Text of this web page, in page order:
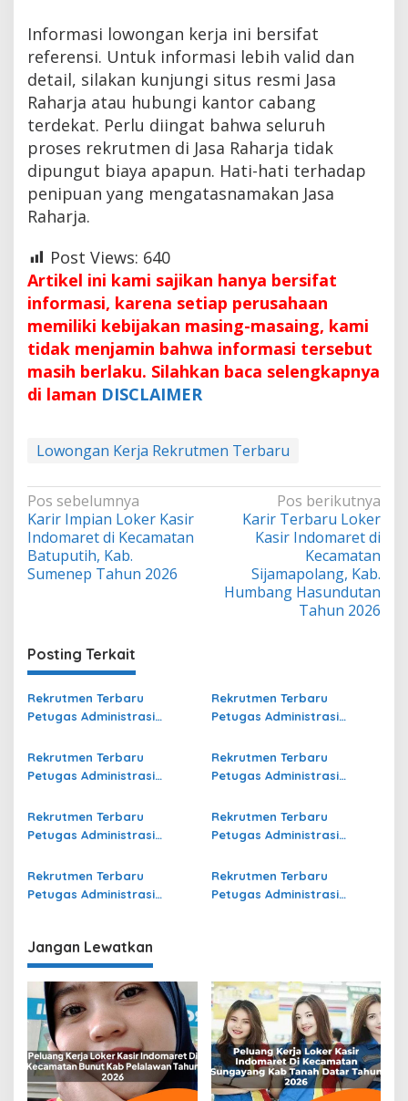
Informasi lowongan kerja ini bersifat
referensi. Untuk informasi lebih valid dan
detail, silakan kunjungi situs resmi Jasa
Raharja atau hubungi kantor cabang
terdekat. Perlu diingat bahwa seluruh
proses rekrutmen di Jasa Raharja tidak
dipungut biaya apapun. Hati-hati terhadap
penipuan yang mengatasnamakan Jasa
Raharja.
Post Views: 640
Artikel ini kami sajikan hanya bersifat
informasi, karena setiap perusahaan
memiliki kebijakan masing-masaing, kami
tidak menjamin bahwa informasi tersebut
masih berlaku. Silahkan baca selengkapnya
di laman DISCLAIMER
Lowongan Kerja Rekrutmen Terbaru
Navigasi
pos
Pos sebelumnya
Karir Impian Loker Kasir
Indomaret di Kecamatan
Batuputih, Kab.
Sumenep Tahun 2026
Pos berikutnya
Karir Terbaru Loker
Kasir Indomaret di
Kecamatan
Sijamapolang, Kab.
Humbang Hasundutan
Tahun 2026
Posting Terkait
Rekrutmen Terbaru
Petugas Administrasi
Nusa Tenggara Barat
Terbaru
Rekrutmen Terbaru
Petugas Administrasi
Raharja di Kaur Terbaru
Rekrutmen Terbaru
Petugas Administrasi
Raharja di Demak Terbaru
Rekrutmen Terbaru
Petugas Administrasi
Raharja di Muna Terbaru
Rekrutmen Terbaru
Petugas Administrasi
Raharja di Rejang Lebong
Terbaru
Rekrutmen Terbaru
Petugas Administrasi
Gresik Terbaru
Rekrutmen Terbaru
Petugas Administrasi
Terbaru
Rekrutmen Terbaru
Petugas Administrasi
Jangan Lewatkan